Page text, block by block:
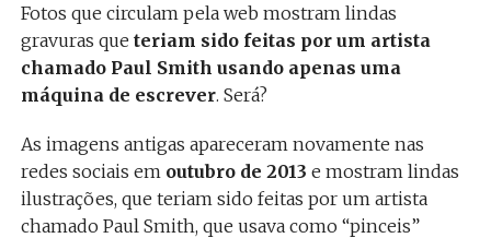
Fotos que circulam pela web mostram lindas
gravuras que teriam sido feitas por um artista
chamado Paul Smith usando apenas uma
máquina de escrever. Será?
As imagens antigas apareceram novamente nas
redes sociais em outubro de 2013 e mostram lindas
ilustrações, que teriam sido feitas por um artista
chamado Paul Smith, que usava como “pinceis”